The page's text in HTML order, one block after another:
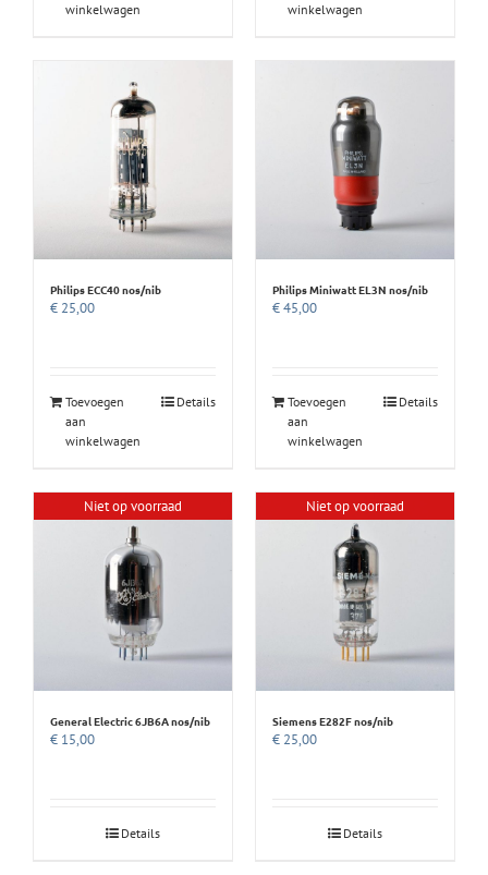
winkelwagen
winkelwagen
Philips ECC40 nos/nib
€ 25,00
Toevoegen
aan
winkelwagen
Details
Philips Miniwatt EL3N nos/nib
€45,00
Toevoegen
aan
winkelwagen
Details
Niet op voorraad
General Electric 6JB6A nos/nib
€ 15,00
Details
Niet op voorraad
Siemens E282F nos/nib
€ 25,00
Details